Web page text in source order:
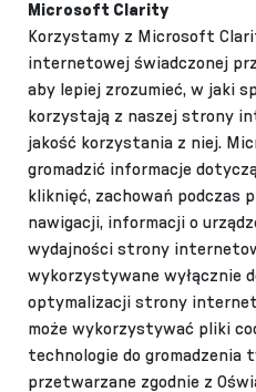
Microsoft Clarity
Korzystamy z Microsoft
internetowej świadczonej
aby lepiej zrozumieć, w jaki
korzystają z naszej strony
jakość korzystania z niej.
gromadzić informacje
kliknięć, zachowań podczas
nawigacji, informacji o
wydajności strony
wykorzystywane wyłącznie
optymalizacji strony
może wykorzystywać pliki
technologie do gromadzenia
przetwarzane zgodnie z